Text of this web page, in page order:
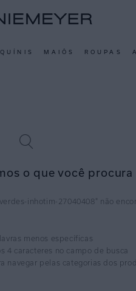
MAIÔS ROUPAS
o que você procura
inhotim-27040408
menos específicas
4 caracteres no campo de busca
navegar pelas categorias dos